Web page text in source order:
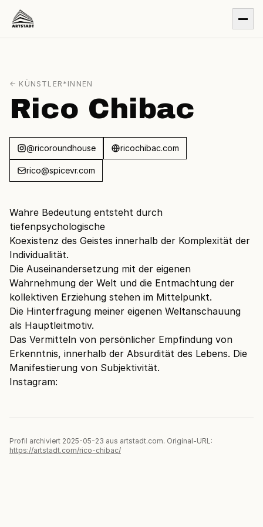
← KÜNSTLER*INNEN
Rico Chibac
@ricoroundhouse ricochibac.com
rico@spicevr.com
Wahre Bedeutung entsteht durch
tiefenpsychologische
Koexistenz des Geistes innerhalb der Komplexität der
Individualität.
Die Auseinandersetzung mit der eigenen
Wahrnehmung der Welt und die Entmachtung der
kollektiven Erziehung stehen im Mittelpunkt.
Die Hinterfragung meiner eigenen Weltanschauung
als Hauptleitmotiv.
Das Vermitteln von persönlicher Empfindung von
Erkenntnis, innerhalb der Absurdität des Lebens. Die
Manifestierung von Subjektivität.
Instagram:
Profil archiviert 2025-05-23 aus artstadt.com. Original-URL:
https://artstadt.com/rico-chibac/